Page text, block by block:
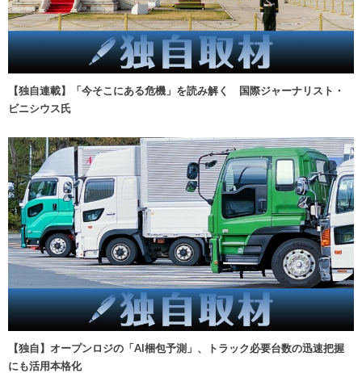
【独自連載】「今そこにある危機」を読み解く 国際ジャーナリスト・
ビニシウス氏
【独自】オープンロジの「AI梱包予測」、トラック必要台数の迅速把握
にも活用本格化